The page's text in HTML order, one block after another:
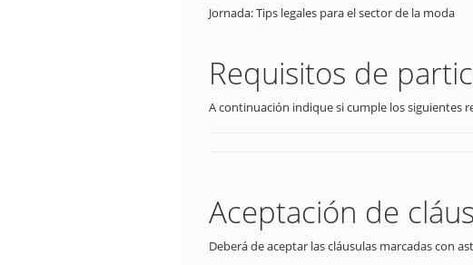
Jornada: Tips legales para el sector de la moda
Requisitos de
A continuación indique si cumple los siguientes
Aceptación de
Deberá de aceptar las cláusulas marcadas con